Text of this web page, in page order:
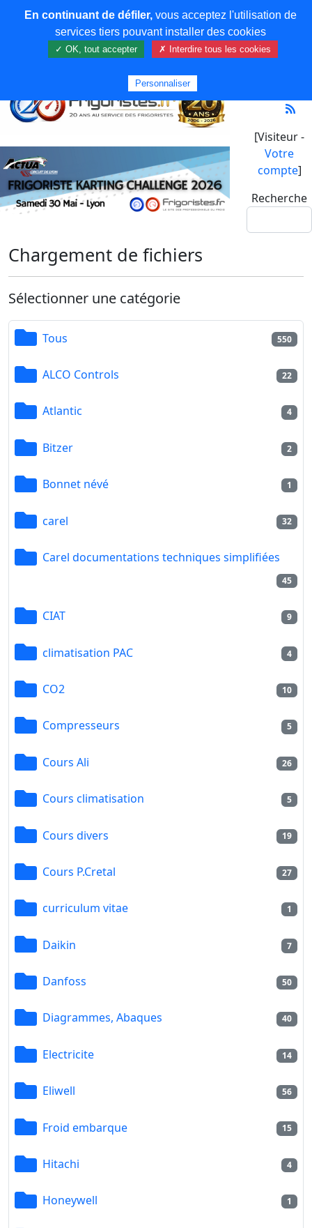
[Visiteur -
Votre
compte]
Recherche
Chargement de fichiers
Sélectionner une catégorie
Tous 550
ALCO Controls 22
Atlantic 4
Bitzer 2
Bonnet névé 1
carel 32
Carel documentations techniques simplifiées
45
CIAT 9
climatisation PAC 4
CO2 10
Compresseurs 5
Cours Ali 26
Cours climatisation 5
Cours divers 19
Cours P.Cretal 27
curriculum vitae 1
Daikin 7
Danfoss 50
Diagrammes, Abaques 40
Electricite 14
Eliwell 56
Froid embarque 15
Hitachi 4
Honeywell 1
En continuant de défiler,vous acceptez l'utilisation de
services tiers pouvant installer des cookies
✓ OK, tout accepter ✗ Interdire tous les cookies
Personnaliser